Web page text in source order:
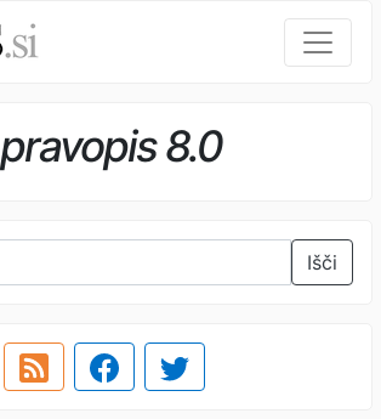
pravopis 8.0
Išči